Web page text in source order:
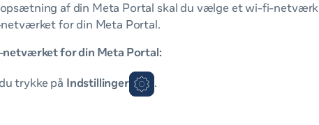
opsætning af din Meta Portal skal du vælge et wi-fi-
for din Meta Portal.
for din Meta Portal:
trykke på Indstillinger
.